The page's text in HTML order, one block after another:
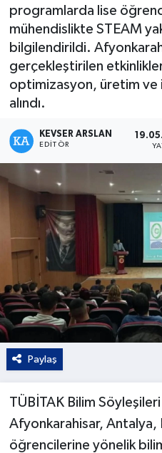
programlarda lise
mühendislikte STEAM
bilgilendirildi.
gerçekleştirilen
optimizasyon, üretim ve
alındı.
KEVSER ARSLAN
EDITÖR
Paylaş
TÜBİTAK Bilim
Afyonkarahisar, Antalya,
öğrencilerine yönelik
Sağlık
Teknoloji
Kültür - Sanat
Yaşam
Son Dakika Haberleri
Haber Arşivi